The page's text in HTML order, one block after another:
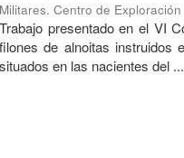
Militares. Centro de
Trabajo presentado en el VI
filones de alnoitas instruidos
situados en las nacientes del ...